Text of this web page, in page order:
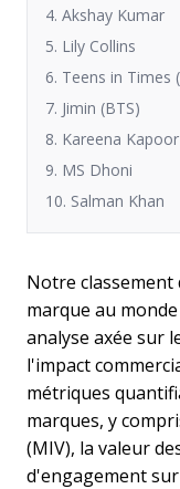
4. Akshay Kumar
5. Lily Collins
6. Teens in Times
7. Jimin (BTS)
8. Kareena
9. MS Dhoni
10. Salman Khan
Notre classement
marque au
analyse axée sur
l'impact
métriques
marques, y
(MIV), la valeur
d'engagement